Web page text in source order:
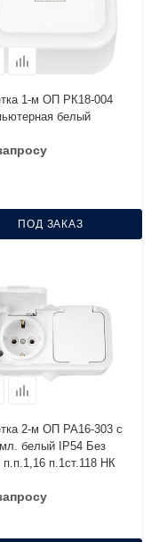
1-м ОП РК18-004
белый
ПОД ЗАКАЗ
2-м ОП РА16-303 с
белый IP54 Без
п.1ст.118 НК